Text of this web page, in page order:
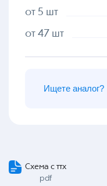
от 5 шт
от 47 шт
Ищете аналог?
Схема с ттх
pdf